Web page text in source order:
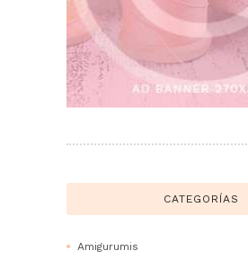
CATEGORÍAS
Amigurumis